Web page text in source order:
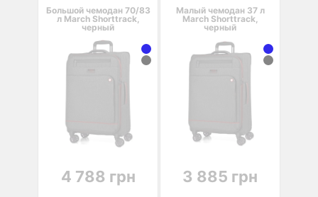
Большой чемодан 70/83
л March Shorttrack,
черный
4 788 грн
Малый чемодан 37 л
March Shorttrack,
черный
3 885 грн